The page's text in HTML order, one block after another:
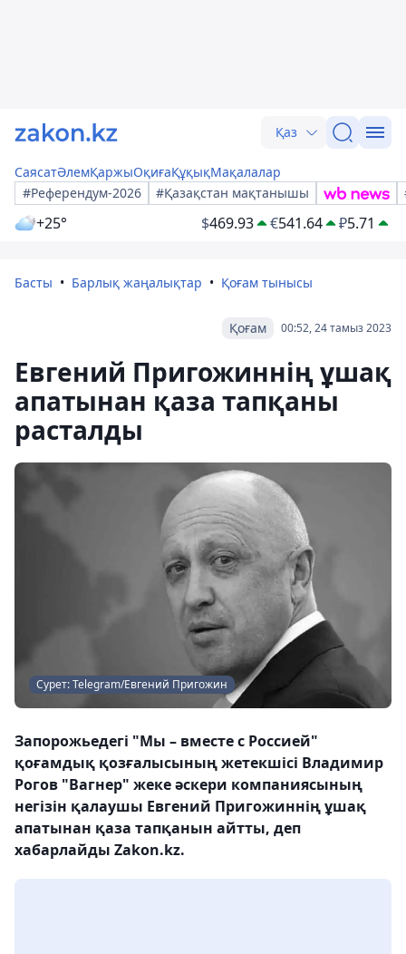
Қаз
СаясатӘлемҚаржыОқиғаҚұқықМақалалар
#Референдум-2026
#Қазақстан мақтанышы
+25° $469.93 €541.64 ₽5.71
Басты Барлық жаңалықтар Қоғам тынысы
00:52, 24 тамыз 2023
Қоғам
Евгений Пригожиннің ұшақ
апатынан қаза тапқаны
расталды
Сурет: Telegram/Евгений Пригожин
Запорожьедегі "Мы – вместе с Россией"
қоғамдық қозғалысының жетекшісі Владимир
Рогов "Вагнер" жеке әскери компаниясының
негізін қалаушы Евгений Пригожиннің ұшақ
апатынан қаза тапқанын айтты, деп
хабарлайды Zakon.kz.